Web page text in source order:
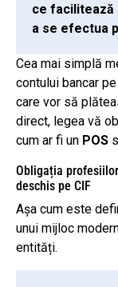
ce facilitează
a se efectua
Cea mai simplă
contului bancar
care vor să
direct, legea vă
cum ar fi un POS
Obligația
deschis pe CIF
Așa cum este
unui mijloc
entități.